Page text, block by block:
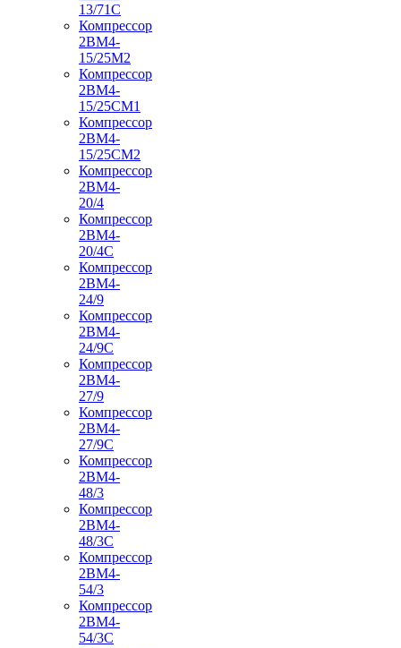
13/71С
Компрессор
2ВМ4-
15/25М2
Компрессор
2ВМ4-
15/25СМ1
Компрессор
2ВМ4-
15/25СМ2
Компрессор
2ВМ4-
20/4
Компрессор
2ВМ4-
20/4С
Компрессор
2ВМ4-
24/9
Компрессор
2ВМ4-
24/9С
Компрессор
2ВМ4-
27/9
Компрессор
2ВМ4-
27/9С
Компрессор
2ВМ4-
48/3
Компрессор
2ВМ4-
48/3С
Компрессор
2ВМ4-
54/3
Компрессор
2ВМ4-
54/3С